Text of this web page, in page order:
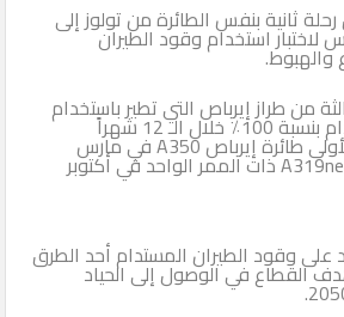
ثانية بنفس الطائرة من تولوز إلى
في 29 مارس لاختبار استخدام وقود الطيران
والهبوط.
من طراز إيرباص التي تطير باستخدام
المستدام بنسبة 100٪ خلال الـ 12 شهراً
الماضية، حيث كانت الأولى طائرة إيرباص A350 في مارس
2021، وتلتها طائرة A319neo ذات الممر الواحد في أكتوبر
على وقود الطيران المستدام أحد الطرق
القطاع في الوصول إلى الحياد